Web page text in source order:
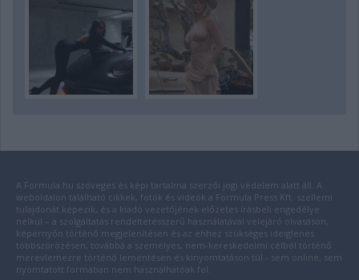
A Formula.hu szöveges és képi tartalma szerzői jogi védelem alatt áll. A
weboldalon található cikkek, fotók és videók a Formula Press Kft. szellemi
tulajdonát képezik, és a kiadó vezetőjének előzetes írásbeli engedélye
nélkül – a szolgáltatás rendeltetésszerű használatával velejáró olvasáson,
képernyőn történő megjelenítésen és az ehhez szükséges ideiglenes
többszörözésen, továbbá a személyes, nem-kereskedelmi célból történő
merevlemezre történő lementésen és kinyomtatáson túl - sem online, sem
nyomtatott formában nem használhatóak fel.